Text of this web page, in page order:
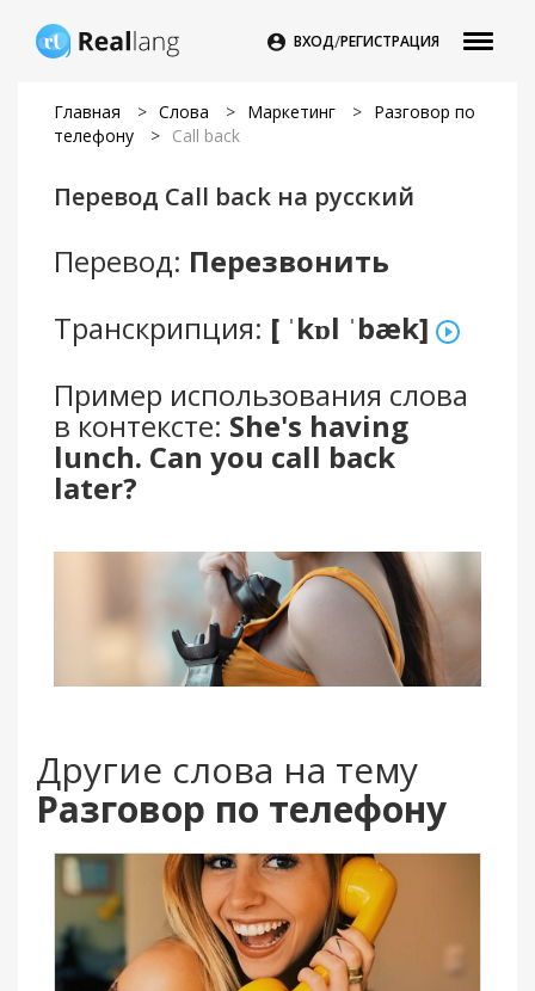
 ВХОД/РЕГИСТРАЦИЯ
Главная > Слова > Маркетинг > Разговор по
телефону
> Call back
Перевод Call back на русский
Перевод: Перезвонить
Транскрипция: [ ˈkɒl ˈbæk]
Пример использования слова
в контексте: She's having
lunch. Can you call back
later?
Другие слова на тему
Разговор по телефону